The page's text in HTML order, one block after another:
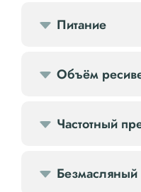
Питание
Объём
Частотный
Безмасляный